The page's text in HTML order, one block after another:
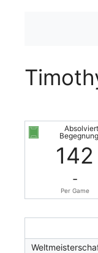
142
-
Per Game